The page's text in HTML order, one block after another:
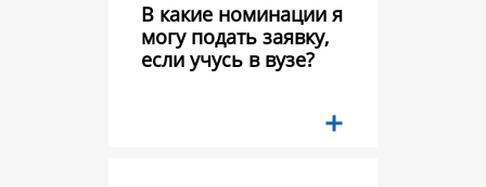
В какие номинации я
могу подать заявку,
если учусь в вузе?